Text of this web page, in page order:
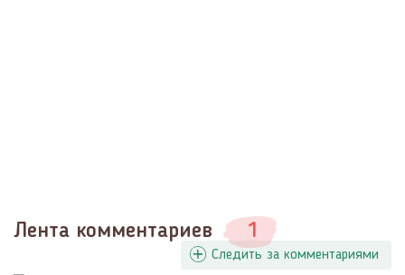
Лента комментариев 1
Следить за комментариями